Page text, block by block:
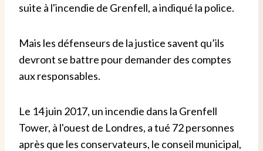
suite à l'incendie de Grenfell, a indiqué la police.
Mais les défenseurs de la justice savent qu’ils
devront se battre pour demander des comptes
aux responsables.
Le 14 juin 2017, un incendie dans la Grenfell
Tower, à l'ouest de Londres, a tué 72 personnes
après que les conservateurs, le conseil municipal,